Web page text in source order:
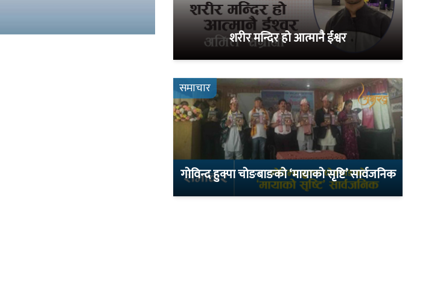
शरीर मन्दिर हो आत्मानै ईश्वर
समाचार
गोविन्द हुक्पा चोङबाङको ‘मायाको सृष्टि’ सार्वजनिक